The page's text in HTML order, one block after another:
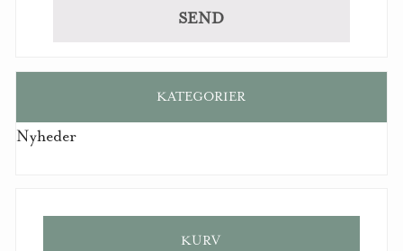
KATEGORIER
Nyheder
KURV